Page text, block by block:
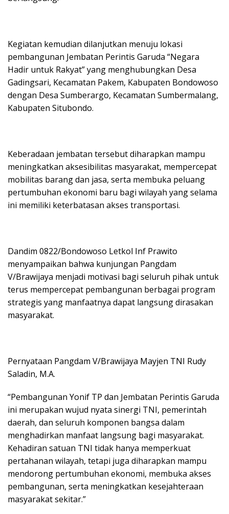
Kegiatan kemudian dilanjutkan menuju lokasi
pembangunan Jembatan Perintis Garuda “Negara
Hadir untuk Rakyat” yang menghubungkan Desa
Gadingsari, Kecamatan Pakem, Kabupaten Bondowoso
dengan Desa Sumberargo, Kecamatan Sumbermalang,
Kabupaten Situbondo.
Keberadaan jembatan tersebut diharapkan mampu
meningkatkan aksesibilitas masyarakat, mempercepat
mobilitas barang dan jasa, serta membuka peluang
pertumbuhan ekonomi baru bagi wilayah yang selama
ini memiliki keterbatasan akses transportasi.
Dandim 0822/Bondowoso Letkol Inf Prawito
menyampaikan bahwa kunjungan Pangdam
V/Brawijaya menjadi motivasi bagi seluruh pihak untuk
terus mempercepat pembangunan berbagai program
strategis yang manfaatnya dapat langsung dirasakan
masyarakat.
Pernyataan Pangdam V/Brawijaya Mayjen TNI Rudy
Saladin, M.A.
“Pembangunan Yonif TP dan Jembatan Perintis Garuda
ini merupakan wujud nyata sinergi TNI, pemerintah
daerah, dan seluruh komponen bangsa dalam
menghadirkan manfaat langsung bagi masyarakat.
Kehadiran satuan TNI tidak hanya memperkuat
pertahanan wilayah, tetapi juga diharapkan mampu
mendorong pertumbuhan ekonomi, membuka akses
pembangunan, serta meningkatkan kesejahteraan
masyarakat sekitar.”